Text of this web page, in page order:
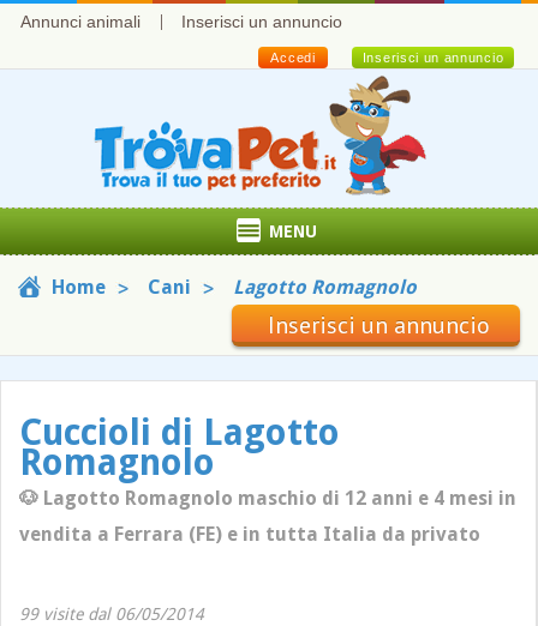
Annunci animali Inserisci un annuncio
Inserisci un annuncio
Accedi
MENU
Home Cani Lagotto Romagnolo
Inserisci un annuncio
Cuccioli di Lagotto
Romagnolo
🐶 Lagotto Romagnolo maschio di 12 anni e 4 mesi in
vendita a Ferrara (FE) e in tutta Italia da privato
99 visite dal 06/05/2014